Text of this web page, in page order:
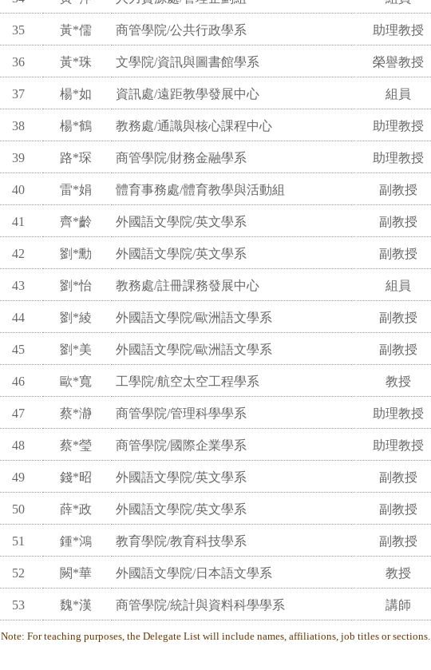
35 黃*儒 商管學院/公共行政學系 助理教授
36 黃*珠 文學院/資訊與圖書館學系 榮譽教授
37 楊*如 資訊處/遠距教學發展中心 組員
38 楊*鶴 教務處/通識與核心課程中心 助理教授
39 路*琛 商管學院/財務金融學系 助理教授
40 雷*娟 體育事務處/體育教學與活動組 副教授
41 齊*齡 外國語文學院/英文學系 副教授
42 劉*勳 外國語文學院/英文學系 副教授
43 劉*怡 教務處/註冊課務發展中心 組員
44 劉*綾 外國語文學院/歐洲語文學系 副教授
45 劉*美 外國語文學院/歐洲語文學系 副教授
46 歐*寬 工學院/航空太空工程學系 教授
47 蔡*瀞 商管學院/管理科學學系 助理教授
48 蔡*瑩 商管學院/國際企業學系 助理教授
49 錢*昭 外國語文學院/英文學系 副教授
50 薛*政 外國語文學院/英文學系 副教授
51 鍾*鴻 教育學院/教育科技學系 副教授
52 闕*華 外國語文學院/日本語文學系 教授
53 魏*漢 商管學院/統計與資料科學學系 講師
Note: For teaching purposes, the Delegate List will include names, affiliations, job titles or sections.